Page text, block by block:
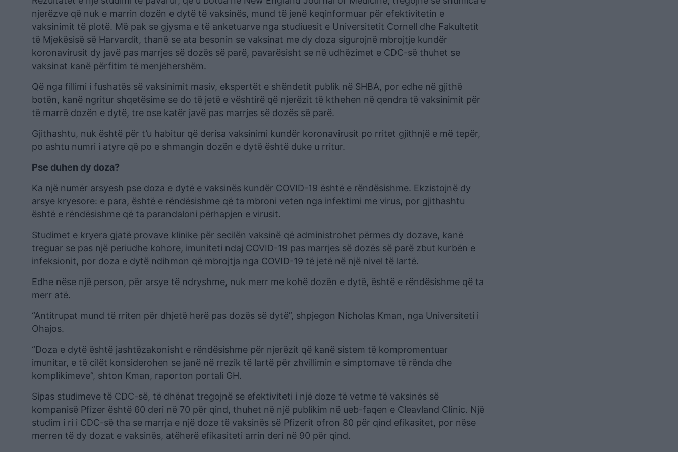
njerëzve që nuk e marrin dozën e dytë të vaksinës, mund të jenë keqinformuar për efektivitetin e
vaksinimit të plotë. Më pak se gjysma e të anketuarve nga studiuesit e Universitetit Cornell dhe Fakultetit
të Mjekësisë së Harvardit, thanë se ata besonin se vaksinat me dy doza sigurojnë mbrojtje kundër
koronavirusit dy javë pas marrjes së dozës së parë, pavarësisht se në udhëzimet e CDC-së thuhet se
vaksinat kanë përfitim të menjëhershëm.
Që nga fillimi i fushatës së vaksinimit masiv, ekspertët e shëndetit publik në SHBA, por edhe në gjithë
botën, kanë ngritur shqetësime se do të jetë e vështirë që njerëzit të kthehen në qendra të vaksinimit për
të marrë dozën e dytë, tre ose katër javë pas marrjes së dozës së parë.
Gjithashtu, nuk është për t’u habitur që derisa vaksinimi kundër koronavirusit po rritet gjithnjë e më tepër,
po ashtu numri i atyre që po e shmangin dozën e dytë është duke u rritur.
Pse duhen dy doza?
Ka një numër arsyesh pse doza e dytë e vaksinës kundër COVID-19 është e rëndësishme. Ekzistojnë dy
arsye kryesore: e para, është e rëndësishme që ta mbroni veten nga infektimi me virus, por gjithashtu
është e rëndësishme që ta parandaloni përhapjen e virusit.
Studimet e kryera gjatë provave klinike për secilën vaksinë që administrohet përmes dy dozave, kanë
treguar se pas një periudhe kohore, imuniteti ndaj COVID-19 pas marrjes së dozës së parë zbut kurbën e
infeksionit, por doza e dytë ndihmon që mbrojtja nga COVID-19 të jetë në një nivel të lartë.
Edhe nëse një person, për arsye të ndryshme, nuk merr me kohë dozën e dytë, është e rëndësishme që ta
merr atë.
“Antitrupat mund të rriten për dhjetë herë pas dozës së dytë”, shpjegon Nicholas Kman, nga Universiteti i
Ohajos.
“Doza e dytë është jashtëzakonisht e rëndësishme për njerëzit që kanë sistem të kompromentuar
imunitar, e të cilët konsiderohen se janë në rrezik të lartë për zhvillimin e simptomave të rënda dhe
komplikimeve”, shton Kman, raporton portali GH.
Sipas studimeve të CDC-së, të dhënat tregojnë se efektiviteti i një doze të vetme të vaksinës së
kompanisë Pfizer është 60 deri në 70 për qind, thuhet në një publikim në ueb-faqen e Cleavland Clinic. Një
studim i ri i CDC-së tha se marrja e një doze të vaksinës së Pfizerit ofron 80 për qind efikasitet, por nëse
merren të dy dozat e vaksinës, atëherë efikasiteti arrin deri në 90 për qind.